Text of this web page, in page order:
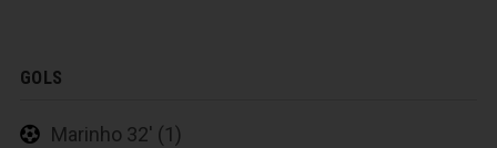
GOLS
Marinho 32' (1)